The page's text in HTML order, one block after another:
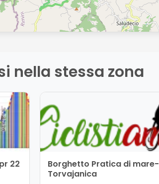
nella stessa zona
22
Borghetto Pratica di mare-
Torvajanica